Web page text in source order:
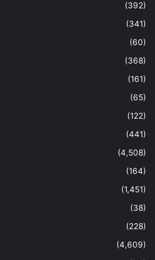
(392)
(341)
(60)
(368)
(161)
(65)
(122)
(441)
(4,508)
(164)
(1,451)
(38)
(228)
(4,609)